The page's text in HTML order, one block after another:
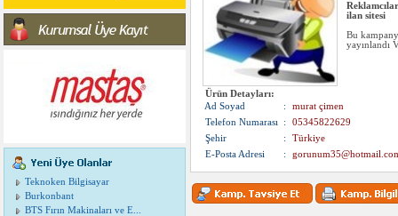
Teknoken Bilgisayar
Burkonbant
BTS Fırın Makinaları ve E...
ilan sitesi
Bu
yayınlandı
Ürün Detayları:
Ad Soyad
:
murat çimen
Telefon Numarası
:
05345822629
Şehir
:
Türkiye
E-Posta Adresi
: